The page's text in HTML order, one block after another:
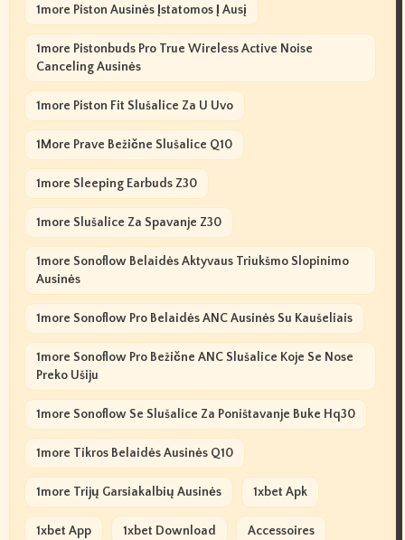
1more Piston Ausinės Įstatomos Į Ausį
1more Pistonbuds Pro True Wireless Active Noise
Canceling Ausinės
1more Piston Fit Slušalice Za U Uvo
1More Prave Bežične Slušalice Q10
1more Sleeping Earbuds Z30
1more Slušalice Za Spavanje Z30
1more Sonoflow Belaidės Aktyvaus Triukšmo Slopinimo
Ausinės
1more Sonoflow Pro Belaidės ANC Ausinės Su Kaušeliais
1more Sonoflow Pro Bežične ANC Slušalice Koje Se Nose
Preko Ušiju
1more Sonoflow Se Slušalice Za Poništavanje Buke Hq30
1more Tikros Belaidės Ausinės Q10
1more Trijų Garsiakalbių Ausinės 1xbet Apk
1xbet App 1xbet Download Accessoires